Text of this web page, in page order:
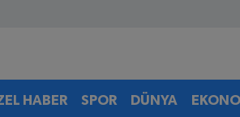
HABER SPOR DÜNYA